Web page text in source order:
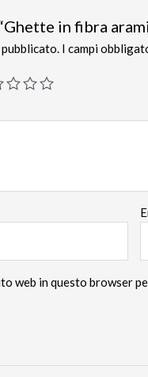
in fibra
I campi
web in questo browser